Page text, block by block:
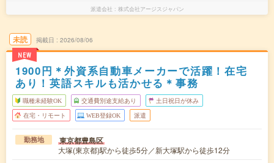
派遣会社 株式会社アージスジャパン
未読
NEW
掲載日 2026/08/06
1900円＊外資系自動車メーカーで活躍！在宅
あり！英語スキルも活かせる＊事務
職種未経験OK 交通費別途支給あり 土日祝日が休み
在宅・リモート WEB登録OK 派遣
勤務地 東京都豊島区
大塚(東京都)駅から徒歩5分／新大塚駅から徒歩12分